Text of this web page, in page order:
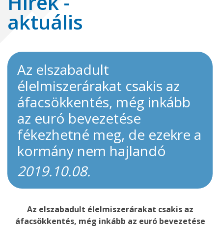
aktuális
Az elszabadult
élelmiszerárakat csakis az
áfacsökkentés, még inkább
az euró bevezetése
fékezhetné meg, de ezekre a
kormány nem hajlandó
2019.10.08.
Az elszabadult élelmiszerárakat csakis az
áfacsökkentés, még inkább az euró bevezetése